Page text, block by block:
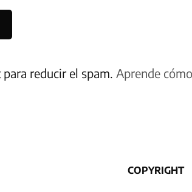
reducir el spam. Aprende
COPYRIGHT